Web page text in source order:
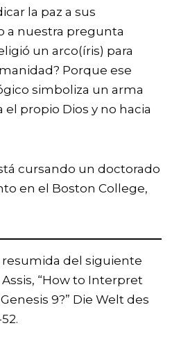
la paz a sus
a nuestra pregunta
un arco(íris) para
Porque ese
simboliza un arma
propio Dios y no hacia
cursando un doctorado
en el Boston College,
resumida del siguiente
“How to Interpret